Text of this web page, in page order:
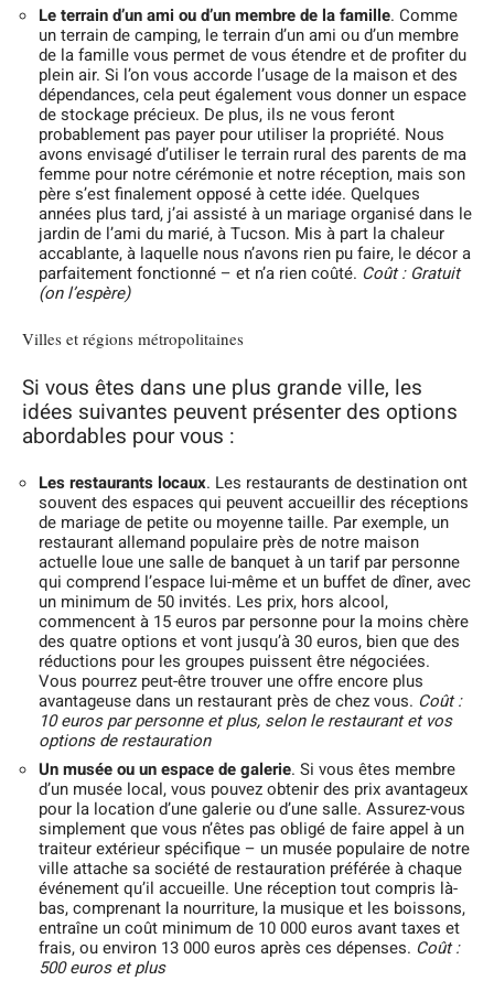
Le terrain d’un ami ou d’un membre de la famille. Comme
un terrain de camping, le terrain d’un ami ou d’un membre
de la famille vous permet de vous étendre et de profiter du
plein air. Si l’on vous accorde l’usage de la maison et des
dépendances, cela peut également vous donner un espace
de stockage précieux. De plus, ils ne vous feront
probablement pas payer pour utiliser la propriété. Nous
avons envisagé d’utiliser le terrain rural des parents de ma
femme pour notre cérémonie et notre réception, mais son
père s’est finalement opposé à cette idée. Quelques
années plus tard, j’ai assisté à un mariage organisé dans le
jardin de l’ami du marié, à Tucson. Mis à part la chaleur
accablante, à laquelle nous n’avons rien pu faire, le décor a
parfaitement fonctionné – et n’a rien coûté. Coût : Gratuit
(on l’espère)
Villes et régions métropolitaines
Si vous êtes dans une plus grande ville, les
idées suivantes peuvent présenter des options
abordables pour vous :
Les restaurants locaux. Les restaurants de destination ont
souvent des espaces qui peuvent accueillir des réceptions
de mariage de petite ou moyenne taille. Par exemple, un
restaurant allemand populaire près de notre maison
actuelle loue une salle de banquet à un tarif par personne
qui comprend l’espace lui-même et un buffet de dîner, avec
un minimum de 50 invités. Les prix, hors alcool,
commencent à 15 euros par personne pour la moins chère
des quatre options et vont jusqu’à 30 euros, bien que des
réductions pour les groupes puissent être négociées.
Vous pourrez peut-être trouver une offre encore plus
avantageuse dans un restaurant près de chez vous. Coût :
10 euros par personne et plus, selon le restaurant et vos
options de restauration
Un musée ou un espace de galerie. Si vous êtes membre
d’un musée local, vous pouvez obtenir des prix avantageux
pour la location d’une galerie ou d’une salle. Assurez-vous
simplement que vous n’êtes pas obligé de faire appel à un
traiteur extérieur spécifique – un musée populaire de notre
ville attache sa société de restauration préférée à chaque
événement qu’il accueille. Une réception tout compris là-
bas, comprenant la nourriture, la musique et les boissons,
entraîne un coût minimum de 10 000 euros avant taxes et
frais, ou environ 13 000 euros après ces dépenses. Coût :
500 euros et plus